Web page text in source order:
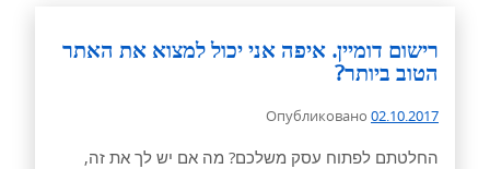
רישום דומיין. איפה אני יכול למצוא את האתר
הטוב ביותר?
Опубликовано 02.10.2017
החלטתם לפתוח עסק משלכם? מה אם יש לך את זה,